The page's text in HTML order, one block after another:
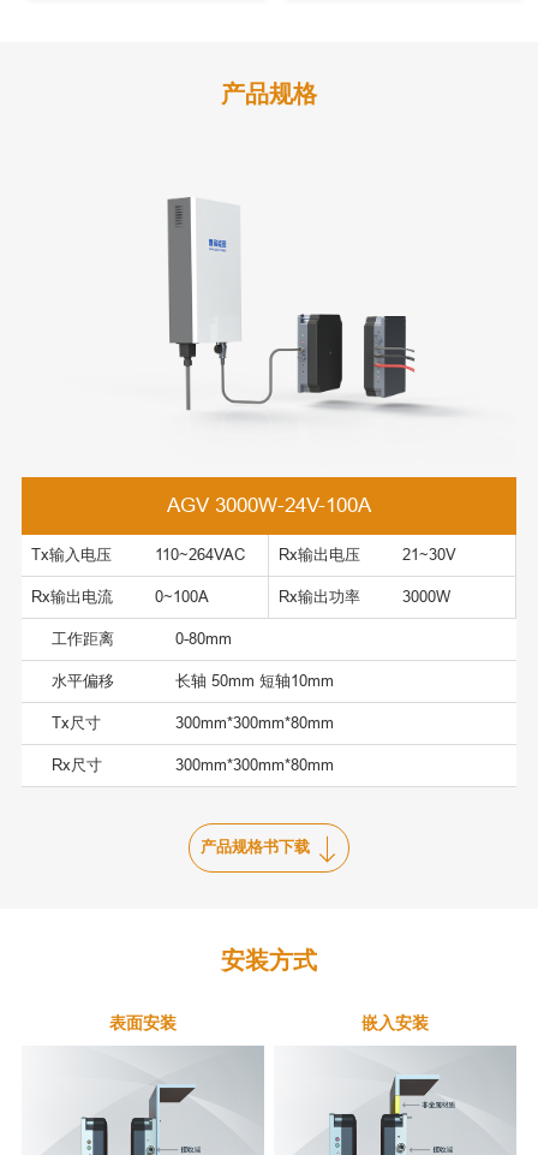
产品规格
AGV 3000W-24V-100A
Tx输入电压 110~264VAC Rx输出电压 21~30V
Rx输出电流 0~100A Rx输出功率 3000W
工作距离 0-80mm
水平偏移 长轴 50mm 短轴10mm
Tx尺寸 300mm*300mm*80mm
Rx尺寸 300mm*300mm*80mm
产品规格书下载
安装方式
表面安装 嵌入安装